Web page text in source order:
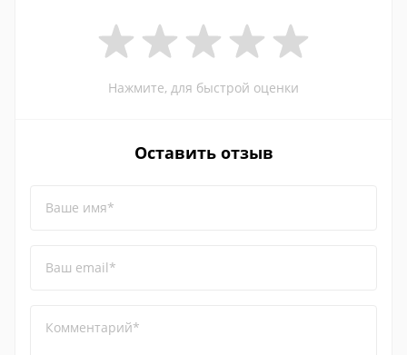
Нажмите, для быстрой оценки
Оставить отзыв
Ваше имя*
Ваш email*
Комментарий*